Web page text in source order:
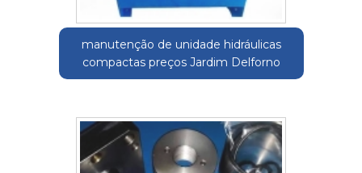
manutenção de unidade hidráulicas
compactas preços Jardim Delforno